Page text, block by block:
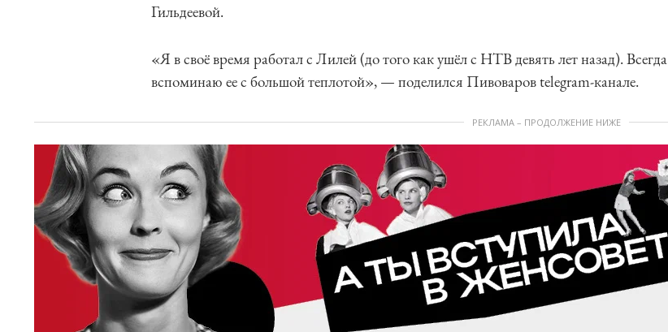
Гильдеевой.
«Я в своё время работал с Лилей (до того как ушёл с НТВ девять лет назад). Всегда
вспоминаю ее с большой теплотой», — поделился Пивоваров telegram-канале.
РЕКЛАМА – ПРОДОЛЖЕНИЕ НИЖЕ